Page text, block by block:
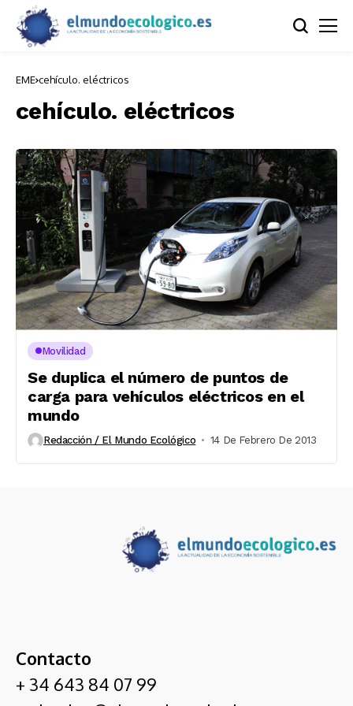
EME cehículo. eléctricos
cehículo. eléctricos
Movilidad
Se duplica el número de puntos de
carga para vehículos eléctricos en el
mundo
Redacción / El Mundo Ecológico 14 De Febrero De 2013
Contacto
+ 34 643 84 07 99